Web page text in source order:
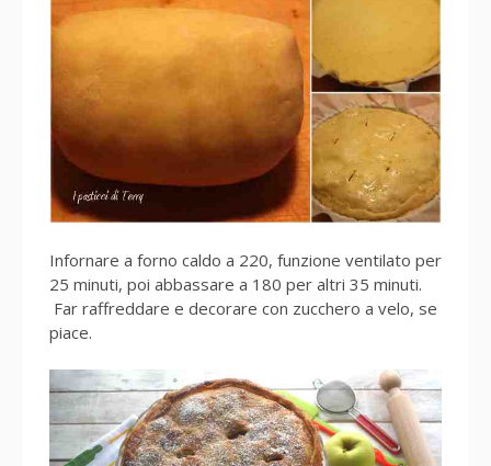
Infornare a forno caldo a 220, funzione ventilato per
25 minuti, poi abbassare a 180 per altri 35 minuti.
Far raffreddare e decorare con zucchero a velo, se
piace.